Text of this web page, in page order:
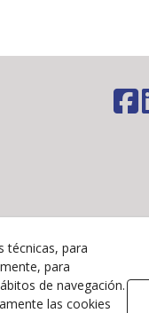
técnicas, para
para
de navegación.
las cookies